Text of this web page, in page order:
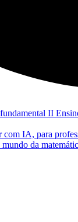
II
com IA, para
mundo da